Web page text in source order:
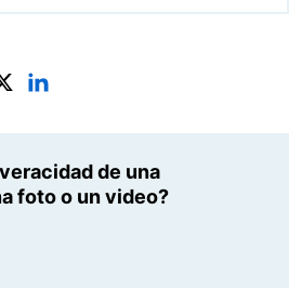
de una
foto o un video?